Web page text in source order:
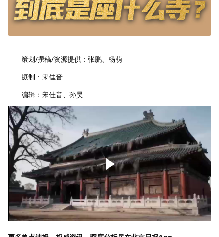
策划/撰稿/资源提供：张鹏、杨萌
摄制：宋佳音
编辑：宋佳音、孙昊